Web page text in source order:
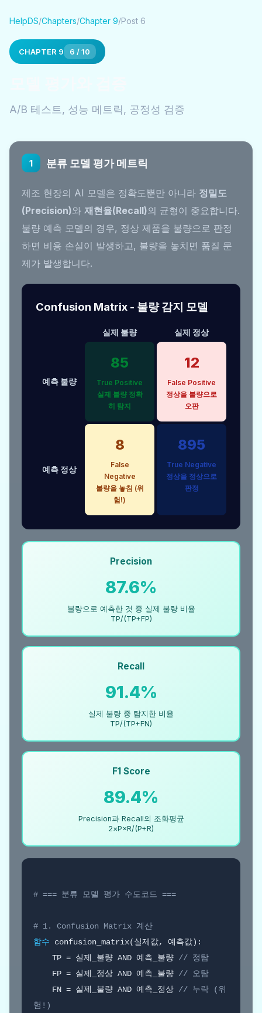
HelpDS/Chapters/Chapter 9/Post 6
CHAPTER 9 6 / 10
A/B 테스트, 성능 메트릭, 공정성 검증
1 분류 모델 평가 메트릭
제조 현장의 AI 모델은 정확도뿐만 아니라 정밀도
(Precision)와 재현율(Recall)의 균형이 중요합니다.
불량 예측 모델의 경우, 정상 제품을 불량으로 판정
하면 비용 손실이 발생하고, 불량을 놓치면 품질 문
제가 발생합니다.
Confusion Matrix - 불량 감지 모델
실제 불량 실제 정상
예측 불량
85
True Positive
실제 불량 정확
히 탐지
12
False Positive
정상을 불량으로
오판
예측 정상
8
False
Negative
불량을 놓침 (위
험!)
895
True Negative
정상을 정상으로
판정
Precision
87.6%
불량으로 예측한 것 중 실제 불량 비율
TP/(TP+FP)
Recall
91.4%
실제 불량 중 탐지한 비율
TP/(TP+FN)
F1 Score
89.4%
Precision과 Recall의 조화평균
2×P×R/(P+R)
# === 분류 모델 평가 수도코드 ===
# 1. Confusion Matrix 계산
함수 confusion_matrix(실제값, 예측값):
    TP = 실제_불량 AND 예측_불량
// 정탐
    FP = 실제_정상 AND 예측_불량
// 오탐
    FN = 실제_불량 AND 예측_정상
// 누락 (위
험!)